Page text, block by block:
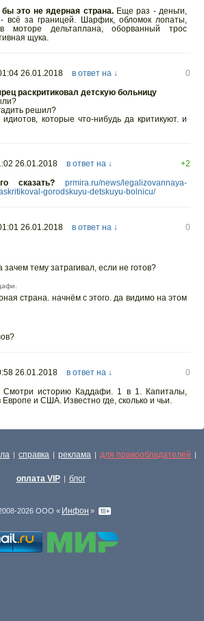
бы это не ядерная страна.Еще раз - деньги,
всё за границей. Шарфик, обломок лопаты,
моторе дельтаплана, оборванный трос
щука.
26.01.2018 в ответ на ↓
0
раскритиковал детскую больницу
решил?
которые что-нибудь да критикуют. и
26.01.2018 в ответ на ↓
+2
сказать?
prmira.ru/news/legalizovannaya-
gorodskuyu-detskuyu-bolnicu/
26.01.2018 в ответ на ↓
0
зачем тему затрагивал, если не готов?
страна. начнём с этого. да видимо на этом
26.01.2018 в ответ на ↓
0
Смотри историю Каддафи. 1 в 1. Капиталы,
и США. Известно где, сколько и чьи.
| справка | реклама | для правообладателей |
оплата VIP | блог
2026 ООО « Инфон »